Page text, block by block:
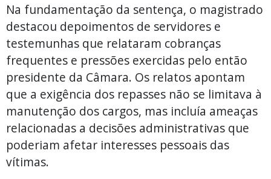
Na fundamentação da sentença, o magistrado
destacou depoimentos de servidores e
testemunhas que relataram cobranças
frequentes e pressões exercidas pelo então
presidente da Câmara. Os relatos apontam
que a exigência dos repasses não se limitava à
manutenção dos cargos, mas incluía ameaças
relacionadas a decisões administrativas que
poderiam afetar interesses pessoais das
vítimas.